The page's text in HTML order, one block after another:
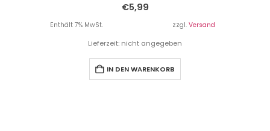
€5,99
Enthält 7% MwSt. zzgl. Versand
Lieferzeit: nicht angegeben
IN DEN WARENKORB